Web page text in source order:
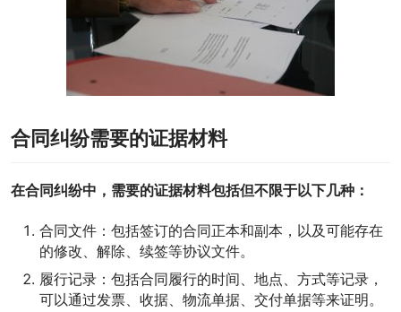
合同纠纷需要的证据材料
在合同纠纷中，需要的证据材料包括但不限于以下几种：
合同文件：包括签订的合同正本和副本，以及可能存在
的修改、解除、续签等协议文件。
履行记录：包括合同履行的时间、地点、方式等记录，
可以通过发票、收据、物流单据、交付单据等来证明。